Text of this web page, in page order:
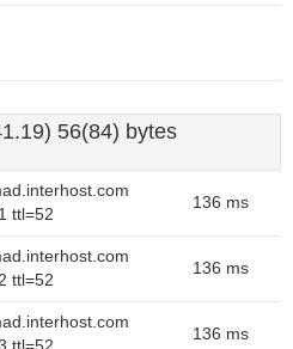
56(84) bytes
ttl=52
136 ms
ttl=52
136 ms
136 ms